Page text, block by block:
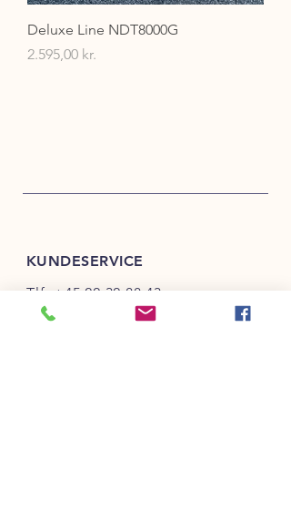
Deluxe Line NDT8000G
Pris
2.595,00 kr.
KUNDESERVICE
Tlf:
+45 22 32 88 43
salg@bechtrade.dk